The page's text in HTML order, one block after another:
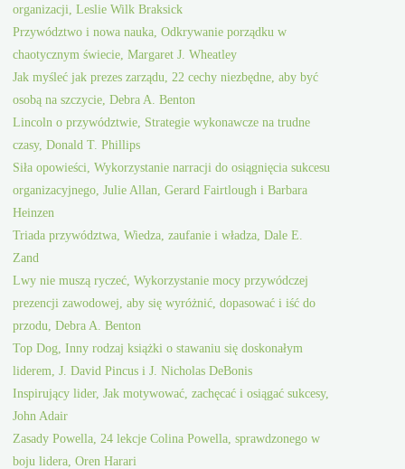
organizacji, Leslie Wilk Braksick
Przywództwo i nowa nauka, Odkrywanie porządku w
chaotycznym świecie, Margaret J. Wheatley
Jak myśleć jak prezes zarządu, 22 cechy niezbędne, aby być
osobą na szczycie, Debra A. Benton
Lincoln o przywództwie, Strategie wykonawcze na trudne
czasy, Donald T. Phillips
Siła opowieści, Wykorzystanie narracji do osiągnięcia sukcesu
organizacyjnego, Julie Allan, Gerard Fairtlough i Barbara
Heinzen
Triada przywództwa, Wiedza, zaufanie i władza, Dale E.
Zand
Lwy nie muszą ryczeć, Wykorzystanie mocy przywódczej
prezencji zawodowej, aby się wyróżnić, dopasować i iść do
przodu, Debra A. Benton
Top Dog, Inny rodzaj książki o stawaniu się doskonałym
liderem, J. David Pincus i J. Nicholas DeBonis
Inspirujący lider, Jak motywować, zachęcać i osiągać sukcesy,
John Adair
Zasady Powella, 24 lekcje Colina Powella, sprawdzonego w
boju lidera, Oren Harari